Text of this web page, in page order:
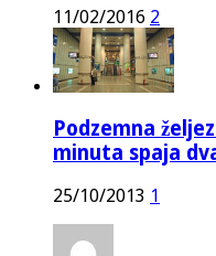
11/02/2016 2
Podzemna
minuta spaja
25/10/2013 1